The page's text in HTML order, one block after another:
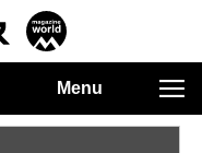
Menu